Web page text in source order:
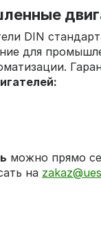
DIN
для
можно прямо
на